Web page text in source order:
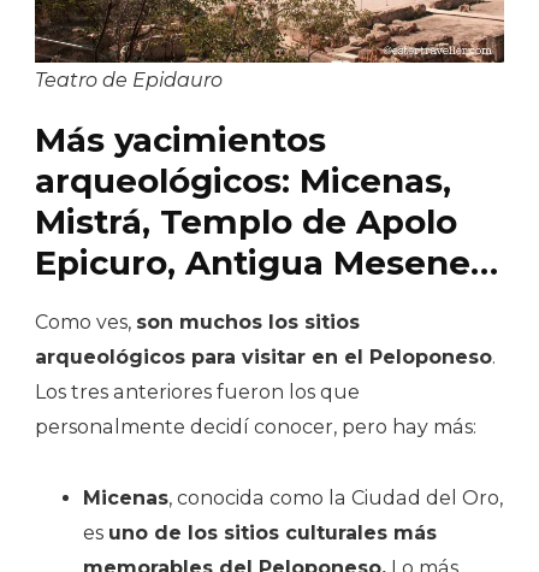
Teatro de Epidauro
Más yacimientos
arqueológicos: Micenas,
Mistrá, Templo de Apolo
Epicuro, Antigua Mesene…
Como ves, son muchos los sitios
arqueológicos para visitar en el Peloponeso.
Los tres anteriores fueron los que
personalmente decidí conocer, pero hay más:
Micenas, conocida como la Ciudad del Oro,
es uno de los sitios culturales más
memorables del Peloponeso. Lo más